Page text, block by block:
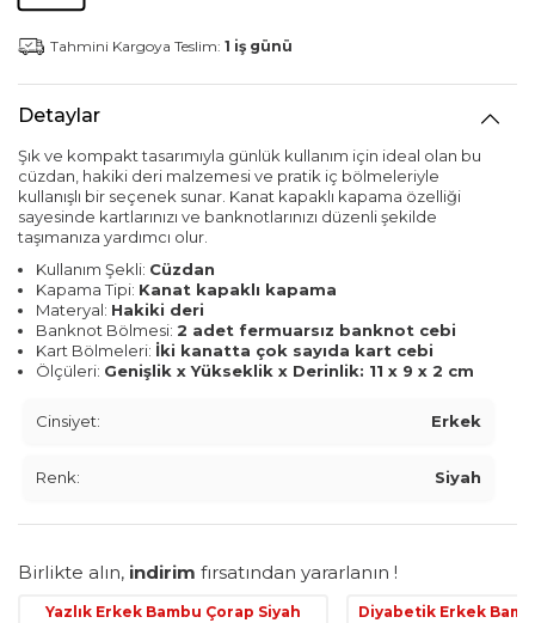
Tahmini Kargoya Teslim: 1 iş günü
Detaylar
Şık ve kompakt tasarımıyla günlük kullanım için ideal olan bu
cüzdan, hakiki deri malzemesi ve pratik iç bölmeleriyle
kullanışlı bir seçenek sunar. Kanat kapaklı kapama özelliği
sayesinde kartlarınızı ve banknotlarınızı düzenli şekilde
taşımanıza yardımcı olur.
Kullanım Şekli: Cüzdan
Kapama Tipi: Kanat kapaklı kapama
Materyal: Hakiki deri
Banknot Bölmesi: 2 adet fermuarsız banknot cebi
Kart Bölmeleri: İki kanatta çok sayıda kart cebi
Ölçüleri: Genişlik x Yükseklik x Derinlik: 11 x 9 x 2 cm
Cinsiyet: Erkek
Renk: Siyah
Birlikte alın, indirim fırsatından yararlanın !
Yazlık Erkek Bambu Çorap Siyah Diyabetik Erkek